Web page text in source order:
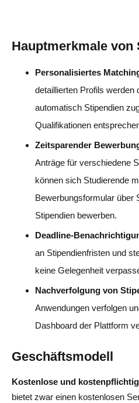
Hauptmerkmale von
Personalisiertes
detaillierten Profils werden
automatisch Stipendien
Qualifikationen
Zeitsparender
Anträge für verschiedene
können sich Studierende
Bewerbungsformular über
Stipendien bewerben.
Deadline-
an Stipendienfristen und
keine Gelegenheit
Nachverfolgung von
Anwendungen verfolgen
Dashboard der Plattform
Geschäftsmodell
Kostenlose und
bietet zwar einen kostenlosen